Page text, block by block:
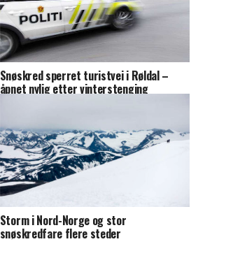
Snøskred sperret turistvei i Røldal –
åpnet nylig etter vinterstenging
Storm i Nord-Norge og stor
snøskredfare flere steder